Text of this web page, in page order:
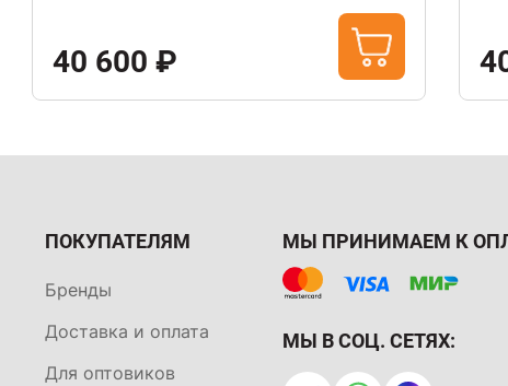
40 600 ₽
ПОКУПАТЕЛЯМ
Бренды
Доставка и оплата
Для оптовиков
МЫ ПРИНИМАЕМ К
МЫ В СОЦ. СЕТЯХ: